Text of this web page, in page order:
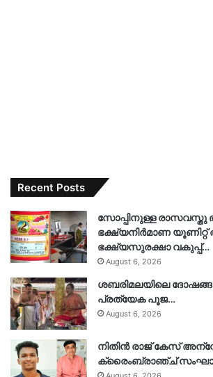
Recent Posts
സോപ്പിനുള്ള രാസവസ്തു
ഭക്ഷ്യനിർമാണ യൂണിറ്റ്
ഭക്ഷ്യസുരക്ഷാ വകുപ്പ്…
August 6, 2026
ശബരിമലയിലെ
പ്രത്യേക പൂജ…
August 6, 2026
നിതിൻ രാജ് കേസ്
ക്രൈംബ്രാഞ്ച്